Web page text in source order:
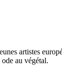
artistes
au végétal.